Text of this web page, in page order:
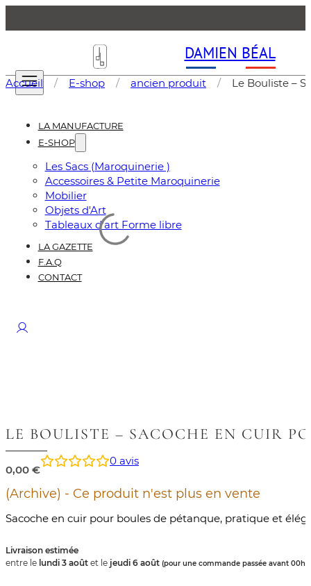
DAMIEN BÉAL
LA MANUFACTURE
E-SHOP
Les Sacs (Maroquinerie )
Accessoires & Petite Maroquinerie
Mobilier
Objets d'Art
Tableaux d'art Forme libre
LA GAZETTE
F.A.Q
CONTACT
Accueil / E-shop / ancien produit / Le Bouliste –
LE BOULISTE – SACOCHE EN CUIR
0,00 €
0 avis
(Archive) - Ce produit n'est plus en vente
Sacoche en cuir pour boules de pétanque, pratique et
Livraison estimée
entre le lundi 3 août et le jeudi 6 août (pour une commande passée avant 00h)